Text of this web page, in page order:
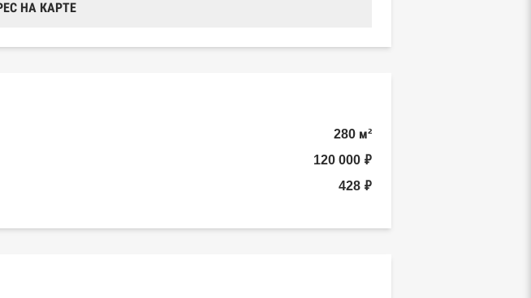
НА КАРТЕ
280 м²
120 000 ₽
428 ₽